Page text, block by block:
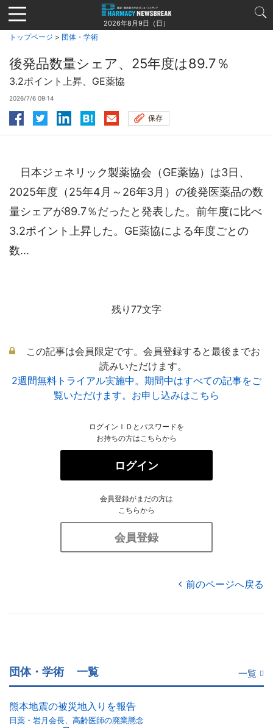
Jump
to
navigation
2026年8月9日（日）
トップページ > 団体・学術
後発品数量シェア、25年度は89.7％
3.2ポイント上昇、GE薬協
2026/7/6 09:14
保存
日本ジェネリック製薬協会（GE薬協）は3日、
2025年度（25年4月～26年3月）の後発医薬品の数
量シェアが89.7％だったと発表した。前年度に比べ
3.2ポイント上昇した。GE薬協による年度ごとの
数...
残り77文字
この記事は会員限定です。会員登録すると最後までお
読みいただけます。
2週間無料トライアル実施中。期間中はすべての記事をご
覧いただけます。お申し込みはこちら
ログインＩＤとパスワードを
お持ちの方はこちらから
ログイン
会員登録がまだの方は
こちらから
会員登録
前のページへ戻る
団体・学術 一覧 一覧
熊本地震の被災地入りを報告
日薬・岩月会長、高齢医師の廃業懸念